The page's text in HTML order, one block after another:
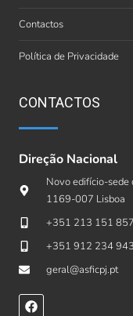
Contactos
Política de Privacidade
CONTACTOS
Direção Nacional
Novo edifício-sede
1169-007 Lisboa
+351 213 151 857
+351 912 234 943
geral@asficpj.pt